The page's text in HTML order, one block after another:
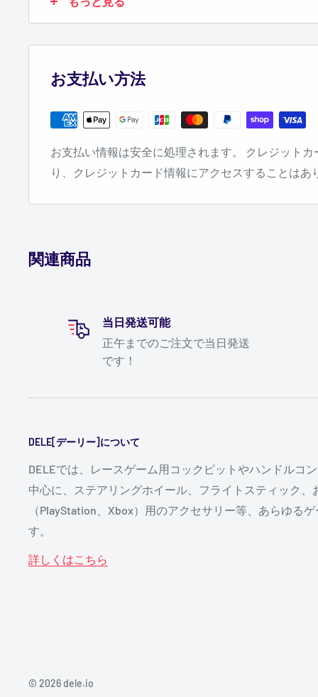
検索ウインドウに、お探しの商品に関連するキ
ください。取り扱い商品の中からキーワードに
商品カテゴリーから探す
左側にある商品カテゴリーの中から、ご興味を
クリックするとそのカテゴリーに該当する商品
されます。
特にお買い得商品をお探しの場合は、これらの
検索結果を並べ替える
カテゴリー内の商品一覧や検索結果の商品を、
(安い順)、価格(高い順)の条件で並べ替えること
＜ご注文方法＞
をクリックしてください。商品の追加や取り消
買い物かごのページの下部の「レジに進む」をク
会員以外の方は、会員登録する場合は「新規会
に購入したい場合は配送情報などをご入力の上
てください。
ご注文が完了いたしますと自動的に「
お支払い方法
お支払い情報は安全に処理されます。 クレジット
り、クレジットカード情報にアクセスすることはあ
関連商品
当日発送可能
正午までのご注文で当日発送
です！
DELE[デーリー]について
DELEでは、レースゲーム用コックピットやハンドルコ
中心に、ステアリングホイール、フライトスティック、
（PlayStation、Xbox）用のアクセサリー等、あらゆる
す。
詳しくはこちら
© 2026 dele.io